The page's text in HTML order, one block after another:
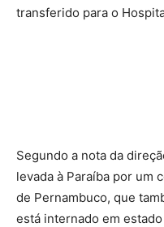
transferido para o
Segundo a nota da
levada à Paraíba por um
de Pernambuco, que
está internado em